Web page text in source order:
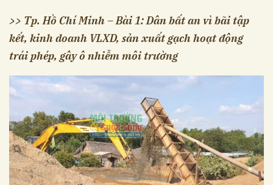
>> Tp. Hồ Chí Minh – Bài 1: Dân bất an vì bãi tập
kết, kinh doanh VLXD, sản xuất gạch hoạt động
trái phép, gây ô nhiễm môi trường